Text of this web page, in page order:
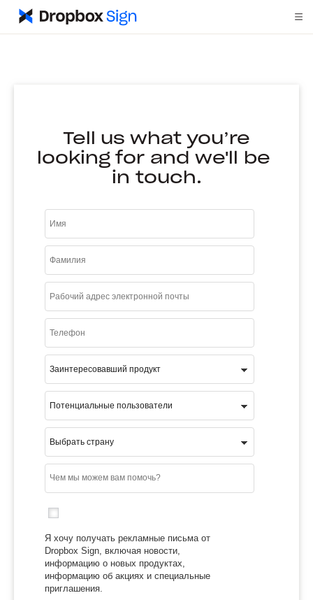
Tell us what you’re
looking for and we'll be
in touch.
Я хочу получать рекламные письма от
Dropbox Sign, включая новости,
информацию о новых продуктах,
информацию об акциях и специальные
приглашения.